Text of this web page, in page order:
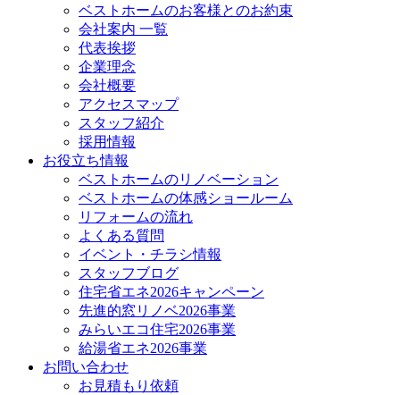
ベストホームのお客様とのお約束
会社案内 一覧
代表挨拶
企業理念
会社概要
アクセスマップ
スタッフ紹介
採用情報
お役立ち情報
ベストホームのリノベーション
ベストホームの体感ショールーム
リフォームの流れ
よくある質問
イベント・チラシ情報
スタッフブログ
住宅省エネ2026キャンペーン
先進的窓リノベ2026事業
みらいエコ住宅2026事業
給湯省エネ2026事業
お問い合わせ
お見積もり依頼